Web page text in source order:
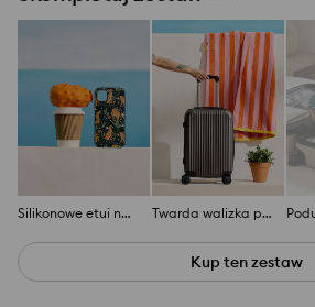
Silikonowe etui na iPhone 11/XR z motywem geparda Twarda walizka podróżna na kółkach
Kup ten zestaw